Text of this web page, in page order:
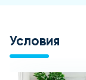
Условия